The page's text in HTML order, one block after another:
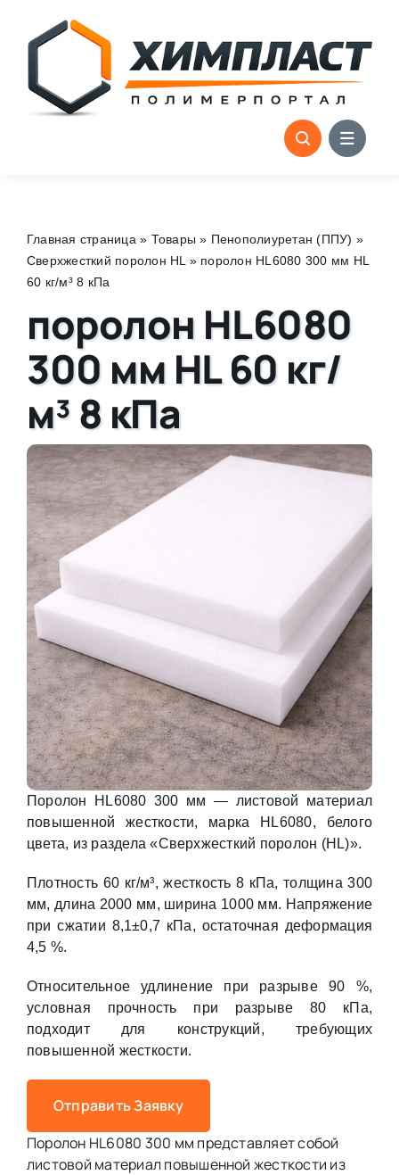
content
Главная страница » Товары » Пенополиуретан (ППУ) »
Сверхжесткий поролон HL » поролон HL6080 300 мм HL
60 кг/м³ 8 кПа
поролон HL6080
300 мм HL 60 кг/
м³ 8 кПа
Поролон HL6080 300 мм — листовой материал
повышенной жесткости, марка HL6080, белого
цвета, из раздела «Сверхжесткий поролон (HL)».
Плотность 60 кг/м³, жесткость 8 кПа, толщина 300
мм, длина 2000 мм, ширина 1000 мм. Напряжение
при сжатии 8,1±0,7 кПа, остаточная деформация
4,5 %.
Относительное удлинение при разрыве 90 %,
условная прочность при разрыве 80 кПа,
подходит для конструкций, требующих
повышенной жесткости.
Отправить Заявку
Поролон HL6080 300 мм представляет собой
листовой материал повышенной жесткости из